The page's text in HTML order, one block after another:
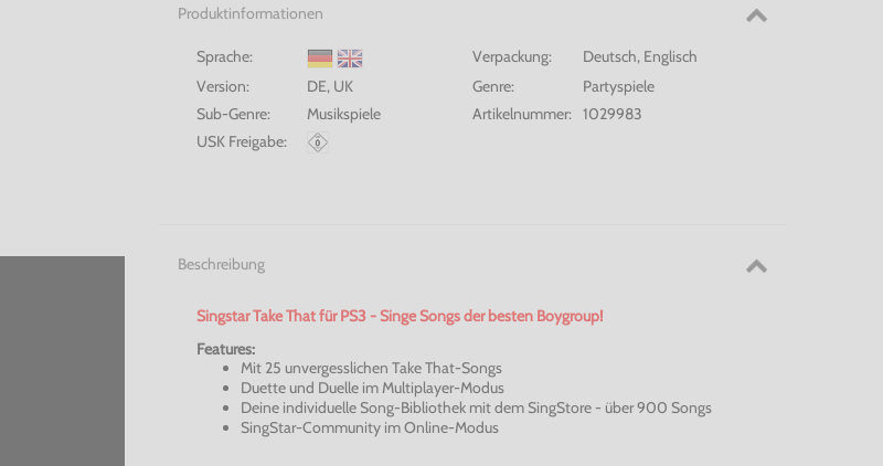
Produktinformationen
Sprache: Verpackung:
Deutsch, Englisch
Version:
DE, UK Genre:
Partyspiele
Sub-Genre:
Musikspiele Artikelnummer:
1029983
USK Freigabe:
Beschreibung
Singstar TakeThatfür PS3 - Singe Songs der besten Boygroup!
Features:
Mit 25 unvergesslichen TakeThat-Songs
Duette und Duelle im Multiplayer-Modus
Deine individuelle Song-Bibliothek mit dem SingStore - über 900 Songs
SingStar-Community im Online-Modus